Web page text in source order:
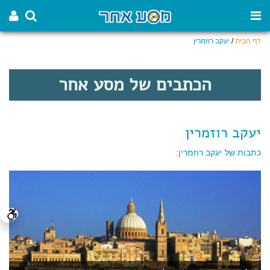
דף הבית/ יעקב רוזמרין
הכתבים של מסע אחר
יעקב רוזמרין
כתבות של יעקב רוזמרין: